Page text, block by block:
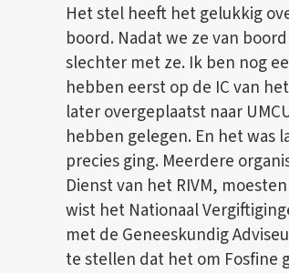
Het stel heeft het gelukkig
boord. Nadat we ze van
slechter met ze. Ik ben nog
hebben eerst op de IC van
later overgeplaatst naar
hebben gelegen. En het was
precies ging. Meerdere
Dienst van het RIVM,
wist het Nationaal
met de Geneeskundig
te stellen dat het om Fosfine